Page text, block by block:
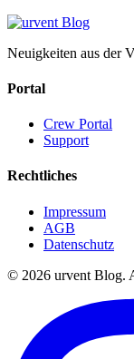
Neuigkeiten aus der
Portal
Crew Portal
Support
Rechtliches
Impressum
AGB
Datenschutz
© 2026 urvent Blog.